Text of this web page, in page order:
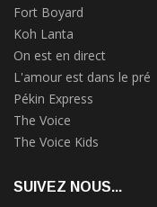
Fort Boyard
Koh Lanta
On est en direct
L'amour est dans le pré
Pékin Express
The Voice
The Voice Kids
SUIVEZ NOUS...